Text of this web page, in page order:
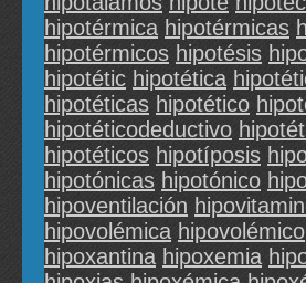
hipotérmica hipotérmicas
hipotérmicos hipotésis
hipotétic hipotética
hipotéticas hipotético
hipotéticodeductivo
hipotéticos hipotíposis
hipotónicas hipotónico
hipoventilación
hipovolémica hipovolémico
hipoxantina hipoxemia